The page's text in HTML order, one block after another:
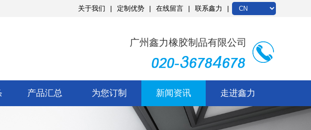
关于我们 定制优势 在线留言 联系鑫力
广州鑫力橡胶制品有限公司
产品汇总 为您订制 新闻资讯 走进鑫力